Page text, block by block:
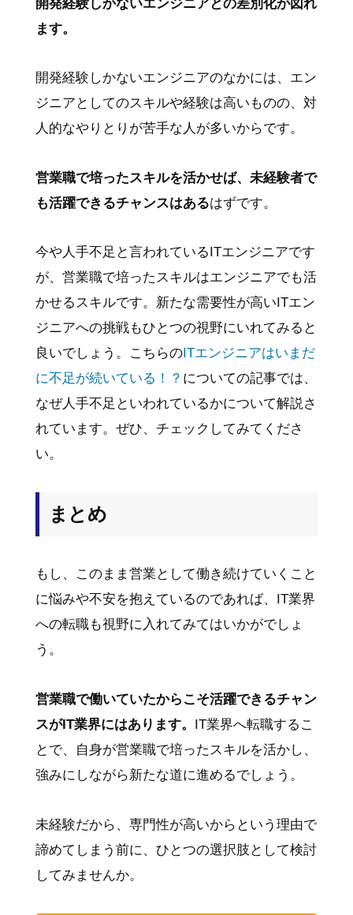
開発経験しかないエンジニアとの差別化が図れ
ます。
開発経験しかないエンジニアのなかには、エン
ジニアとしてのスキルや経験は高いものの、対
人的なやりとりが苦手な人が多いからです。
営業職で培ったスキルを活かせば、未経験者で
も活躍できるチャンスはあるはずです。
今や人手不足と言われているITエンジニアです
が、営業職で培ったスキルはエンジニアでも活
かせるスキルです。新たな需要性が高いITエン
ジニアへの挑戦もひとつの視野にいれてみると
良いでしょう。こちらのITエンジニアはいまだ
に不足が続いている！？ についての記事では、
なぜ人手不足といわれているかについて解説さ
れています。ぜひ、チェックしてみてくださ
い。
まとめ
もし、このまま営業として働き続けていくこと
に悩みや不安を抱えているのであれば、IT業界
への転職も視野に入れてみてはいかがでしょ
う。
営業職で働いていたからこそ活躍できるチャン
スがIT業界にはあります。 IT業界へ転職するこ
とで、自身が営業職で培ったスキルを活かし、
強みにしながら新たな道に進めるでしょう。
未経験だから、専門性が高いからという理由で
諦めてしまう前に、ひとつの選択肢として検討
してみませんか。